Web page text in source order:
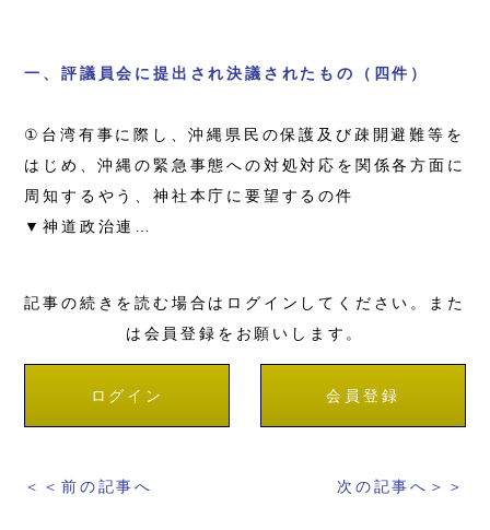
一、評議員会に提出され決議されたもの（四件）
①台湾有事に際し、沖縄県民の保護及び疎開避難等を
はじめ、沖縄の緊急事態への対処対応を関係各方面に
周知するやう、神社本庁に要望するの件
▼神道政治連…
記事の続きを読む場合はログインしてください。また
は会員登録をお願いします。
ログイン 会員登録
＜＜前の記事へ 次の記事へ＞＞